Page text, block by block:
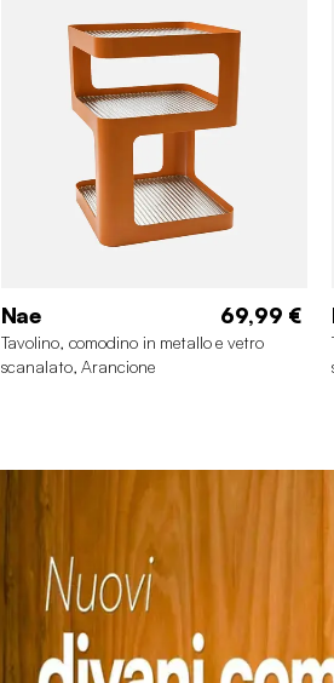
Nae 69,99 €
Tavolino, comodino in metallo e vetro
scanalato, Arancione